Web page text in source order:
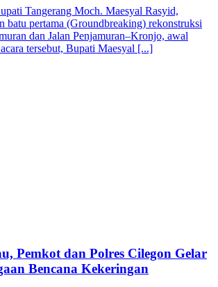
Tangerang Moch. Maesyal Rasyid,
batu pertama (Groundbreaking) rekonstruksi
dan Jalan Penjamuran–Kronjo, awal
tersebut, Bupati Maesyal [...]
Pemkot dan Polres Cilegon Gelar
Bencana Kekeringan